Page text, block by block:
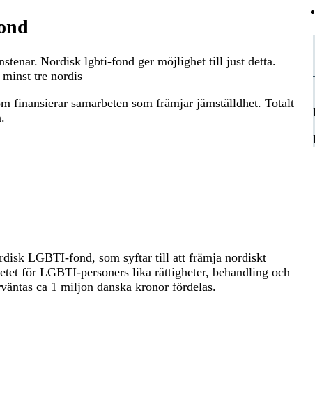
Nordisk lgbti-fond ger möjlighet till just detta.
tre nordis
finansierar samarbeten som främjar jämställdhet. Totalt
LGBTI-fond, som syftar till att främja nordiskt
för LGBTI-personers lika rättigheter, behandling och
ca 1 miljon danska kronor fördelas.